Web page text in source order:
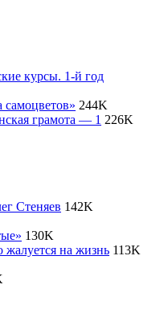
курсы. 1-й год
244K
грамота — 1 226K
Стеняев 142K
130K
жалуется на жизнь 113K